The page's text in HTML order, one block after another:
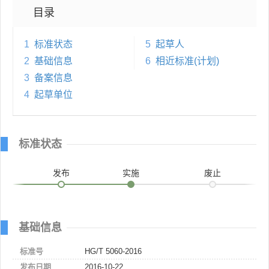
目录
1 标准状态
2 基础信息
3 备案信息
4 起草单位
5 起草人
6 相近标准(计划)
标准状态
发布 实施 废止
基础信息
标准号
HG/T 5060-2016
发布日期
2016-10-22